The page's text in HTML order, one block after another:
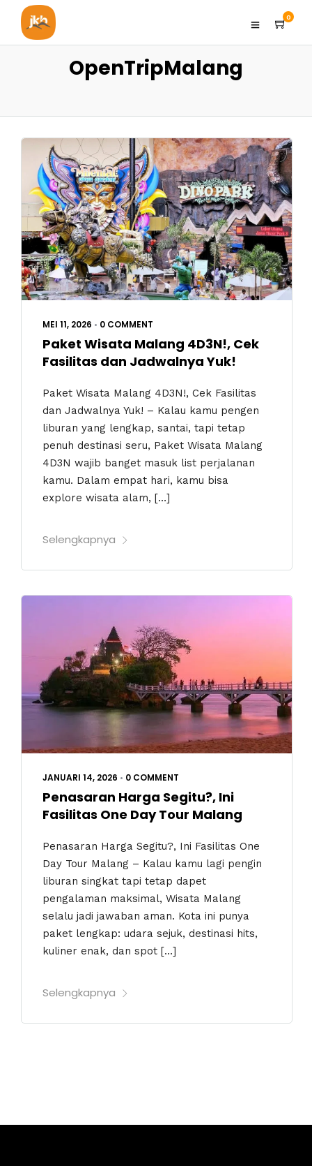
0
OpenTripMalang
MEI 11, 2026 • 0 COMMENT
Paket Wisata Malang 4D3N!, Cek
Fasilitas dan Jadwalnya Yuk!
Paket Wisata Malang 4D3N!, Cek Fasilitas
dan Jadwalnya Yuk! – Kalau kamu pengen
liburan yang lengkap, santai, tapi tetap
penuh destinasi seru, Paket Wisata Malang
4D3N wajib banget masuk list perjalanan
kamu. Dalam empat hari, kamu bisa
explore wisata alam, […]
Selengkapnya
JANUARI 14, 2026 • 0 COMMENT
Penasaran Harga Segitu?, Ini
Fasilitas One Day Tour Malang
Penasaran Harga Segitu?, Ini Fasilitas One
Day Tour Malang – Kalau kamu lagi pengin
liburan singkat tapi tetap dapet
pengalaman maksimal, Wisata Malang
selalu jadi jawaban aman. Kota ini punya
paket lengkap: udara sejuk, destinasi hits,
kuliner enak, dan spot […]
Selengkapnya